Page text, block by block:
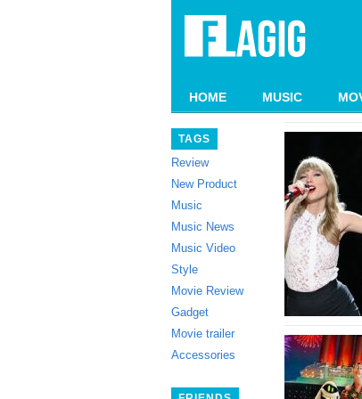
HOME MUSIC
TAGS
Review
New Product
Music
Music News
Music Video
Style
Movie Review
Gadget
Movie trailer
Accessories